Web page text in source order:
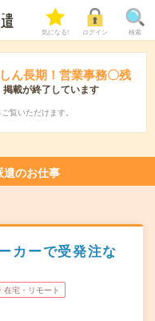
気になる! ログイン 検索
ん長期！営業事務〇残
載が終了しています
覧いただけます。
遣のお仕事
カーで受発注な
在宅・リモート